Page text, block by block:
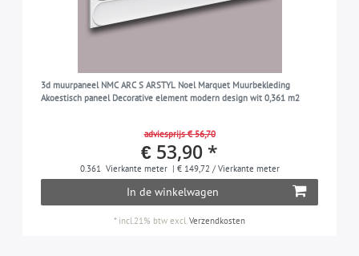
3d muurpaneel NMC ARC S ARSTYL Noel Marquet Muurbekleding
Akoestisch paneel Decorative element modern design wit 0,361 m2
adviesprijs € 56,70
€ 53,90 *
0.361 Vierkante meter | € 149,72 / Vierkante meter
In de winkelwagen
* incl.21% btw excl.Verzendkosten